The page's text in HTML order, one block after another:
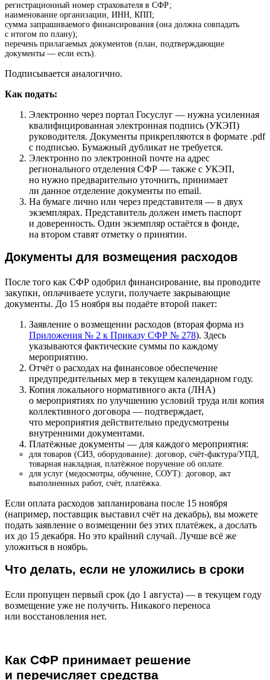
регистрационный номер страхователя в СФР;
наименование организации, ИНН, КПП;
сумма запрашиваемого финансирования (она должна совпадать
с итогом по плану);
перечень прилагаемых документов (план, подтверждающие
документы — если есть).
Подписывается аналогично.
Как подать:
Электронно через портал Госуслуг — нужна усиленная
квалифицированная электронная подпись (УКЭП)
руководителя. Документы прикрепляются в формате .pdf
с подписью. Бумажный дубликат не требуется.
Электронно по электронной почте на адрес
регионального отделения СФР — также с УКЭП,
но нужно предварительно уточнить, принимает
ли данное отделение документы по email.
На бумаге лично или через представителя — в двух
экземплярах. Представитель должен иметь паспорт
и доверенность. Один экземпляр остаётся в фонде,
на втором ставят отметку о принятии.
Документы для возмещения расходов
После того как СФР одобрил финансирование, вы проводите
закупки, оплачиваете услуги, получаете закрывающие
документы. До 15 ноября вы подаёте второй пакет:
Заявление о возмещении расходов (вторая форма из
Приложения № 2 к Приказу СФР № 278). Здесь
указываются фактические суммы по каждому
мероприятию.
Отчёт о расходах на финансовое обеспечение
предупредительных мер в текущем календарном году.
Копия локального нормативного акта (ЛНА)
о мероприятиях по улучшению условий труда или копия
коллективного договора — подтверждает,
что мероприятия действительно предусмотрены
внутренними документами.
Платёжные документы — для каждого мероприятия:
для товаров (СИЗ, оборудование): договор, счёт-фактура/УПД,
товарная накладная, платёжное поручение об оплате.
для услуг (медосмотры, обучение, СОУТ): договор, акт
выполненных работ, счёт, платёжка.
Если оплата расходов запланирована после 15 ноября
(например, поставщик выставил счёт на декабрь), вы можете
подать заявление о возмещении без этих платёжек, а дослать
их до 15 декабря. Но это крайний случай. Лучше всё же
уложиться в ноябрь.
Что делать, если не уложились в сроки
Если пропущен первый срок (до 1 августа) — в текущем году
возмещение уже не получить. Никакого переноса
или восстановления нет.
Как СФР принимает решение
и перечисляет средства